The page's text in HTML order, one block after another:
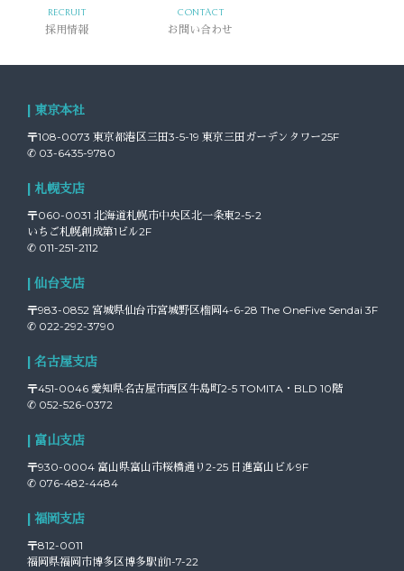
RECRUIT
採用情報
CONTACT
お問い合わせ
| 東京本社
〒108-0073 東京都港区三田3-5-19 東京三田ガーデンタワー25F
✆ 03-6435-9780
| 札幌支店
〒060-0031 北海道札幌市中央区北一条東2-5-2
いちご札幌創成第1ビル2F
✆ 011-251-2112
| 仙台支店
〒983-0852 宮城県仙台市宮城野区榴岡4-6-28 The OneFive Sendai 3F
✆ 022-292-3790
| 名古屋支店
〒451-0046 愛知県名古屋市西区牛島町2-5 TOMITA・BLD 10階
✆ 052-526-0372
| 富山支店
〒930-0004 富山県富山市桜橋通り2-25 日進富山ビル9F
✆ 076-482-4484
| 福岡支店
〒812-0011
福岡県福岡市博多区博多駅前1-7-22